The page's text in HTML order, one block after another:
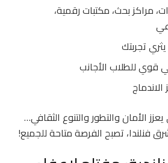
مراكز بحث، مكتبات رقمية،
تجربتك
قوي للطلاب الأجانب
الأمان والتطور والتنوع الثقافي…
تصبح الفرصة متاحة للجميع!